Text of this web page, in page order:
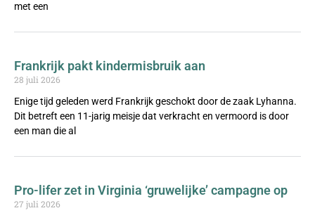
met een
Frankrijk pakt kindermisbruik aan
28 juli 2026
Enige tijd geleden werd Frankrijk geschokt door de zaak Lyhanna.
Dit betreft een 11-jarig meisje dat verkracht en vermoord is door
een man die al
Pro-lifer zet in Virginia ‘gruwelijke’ campagne op
27 juli 2026